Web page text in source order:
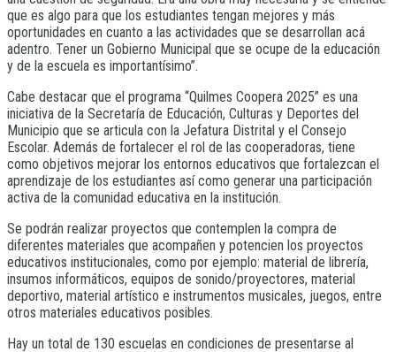
que es algo para que los estudiantes tengan mejores y más
oportunidades en cuanto a las actividades que se desarrollan acá
adentro. Tener un Gobierno Municipal que se ocupe de la educación
y de la escuela es importantísimo”.
Cabe destacar que el programa “Quilmes Coopera 2025” es una
iniciativa de la Secretaría de Educación, Culturas y Deportes del
Municipio que se articula con la Jefatura Distrital y el Consejo
Escolar. Además de fortalecer el rol de las cooperadoras, tiene
como objetivos mejorar los entornos educativos que fortalezcan el
aprendizaje de los estudiantes así como generar una participación
activa de la comunidad educativa en la institución.
Se podrán realizar proyectos que contemplen la compra de
diferentes materiales que acompañen y potencien los proyectos
educativos institucionales, como por ejemplo: material de librería,
insumos informáticos, equipos de sonido/proyectores, material
deportivo, material artístico e instrumentos musicales, juegos, entre
otros materiales educativos posibles.
Hay un total de 130 escuelas en condiciones de presentarse al